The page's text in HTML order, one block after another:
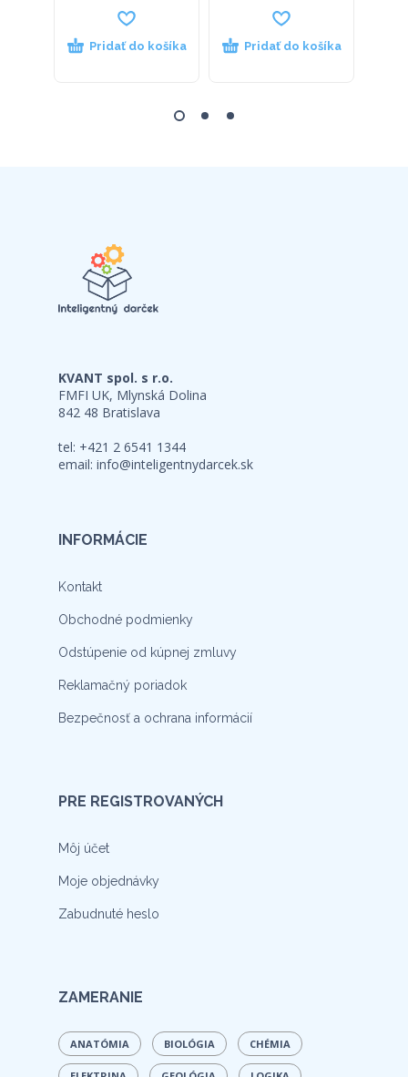
Pridať do košíka Pridať do košíka
KVANT spol. s r.o.
FMFI UK, Mlynská Dolina
842 48 Bratislava
tel: +421 2 6541 1344
email: info@inteligentnydarcek.sk
INFORMÁCIE
Kontakt
Obchodné podmienky
Odstúpenie od kúpnej zmluvy
Reklamačný poriadok
Bezpečnosť a ochrana informácií
PRE REGISTROVANÝCH
Môj účet
Moje objednávky
Zabudnuté heslo
ZAMERANIE
ANATÓMIA BIOLÓGIA CHÉMIA